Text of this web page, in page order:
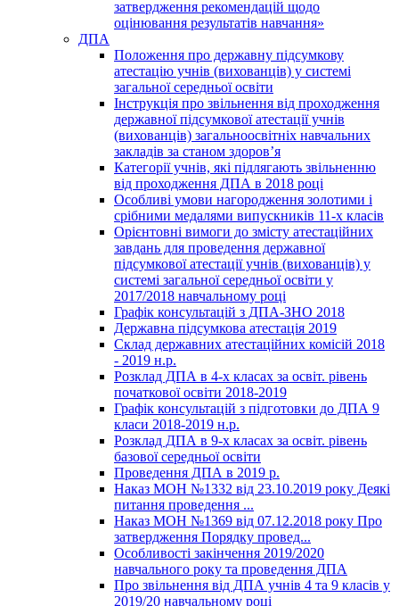
затвердження рекомендацій щодо
оцінювання результатів навчання»
ДПА
Положення про державну підсумкову
атестацію учнів (вихованців) у системі
загальної середньої освіти
Інструкція про звільнення від проходження
державної підсумкової атестації учнів
(вихованців) загальноосвітніх навчальних
закладів за станом здоров’я
Категорії учнів, які підлягають звільненню
від проходження ДПА в 2018 році
Особливі умови нагородження золотими і
срібними медалями випускників 11-х класів
Орієнтовні вимоги до змісту атестаційних
завдань для проведення державної
підсумкової атестації учнів (вихованців) у
системі загальної середньої освіти у
2017/2018 навчальному році
Графік консультацій з ДПА-ЗНО 2018
Державна підсумкова атестація 2019
Склад державних атестаційних комісій 2018
- 2019 н.р.
Розклад ДПА в 4-х класах за освіт. рівень
початкової освіти 2018-2019
Графік консультацій з підготовки до ДПА 9
класи 2018-2019 н.р.
Розклад ДПА в 9-х класах за освіт. рівень
базової середньої освіти
Проведення ДПА в 2019 р.
Наказ МОН №1332 від 23.10.2019 року Деякі
питання проведення ...
Наказ МОН №1369 від 07.12.2018 року Про
затвердження Порядку провед...
Особливості закінчення 2019/2020
навчального року та проведення ДПА
Про звільнення від ДПА учнів 4 та 9 класів у
2019/20 навчальному році